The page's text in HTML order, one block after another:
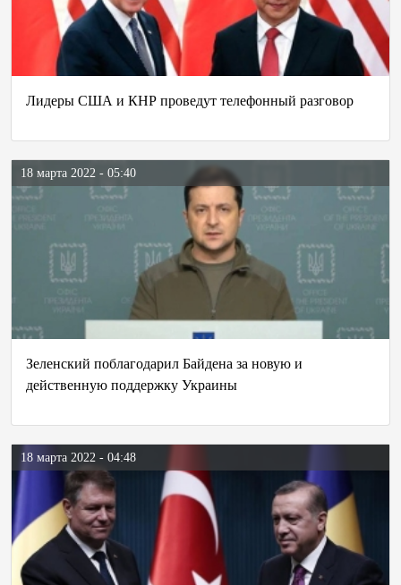
Лидеры США и КНР проведут телефонный разговор
18 марта 2022 - 05:40
Зеленский поблагодарил Байдена за новую и
действенную поддержку Украины
18 марта 2022 - 04:48